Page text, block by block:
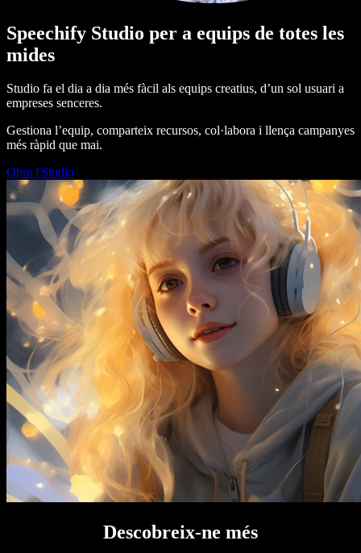
Speechify Studio per a equips de totes les
mides
Studio fa el dia a dia més fàcil als equips creatius, d’un sol usuari a
empreses senceres.
Gestiona l’equip, comparteix recursos, col·labora i llença campanyes
més ràpid que mai.
Obre l'Studio
Descobreix-ne més